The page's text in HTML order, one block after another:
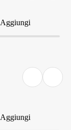
Aggiungi
Aggiungi